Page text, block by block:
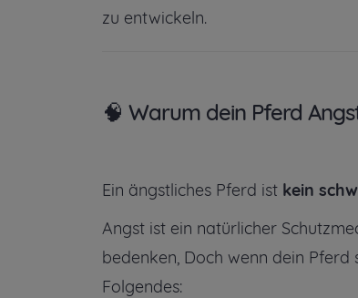
zu entwickeln.
🧠 Warum dein Pferd
Ein ängstliches Pferd ist kein
Angst ist ein natürlicher
bedenken, Doch wenn dein Pferd
Folgendes: